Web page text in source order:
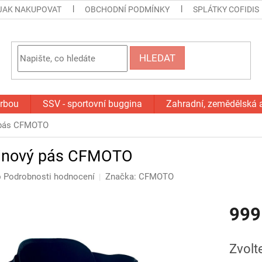
NAKUPOVAT OBCHODNÍ PODMÍNKY SPLÁTKY COFIDIS
HLEDAT
SSV - sportovní buggina Zahradní, zemědělská
CFMOTO
pás CFMOTO
Podrobnosti hodnocení Značka: CFMOTO
cena: